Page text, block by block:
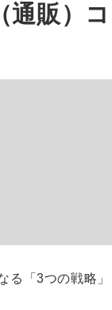
通販）
る「3つの戦略」